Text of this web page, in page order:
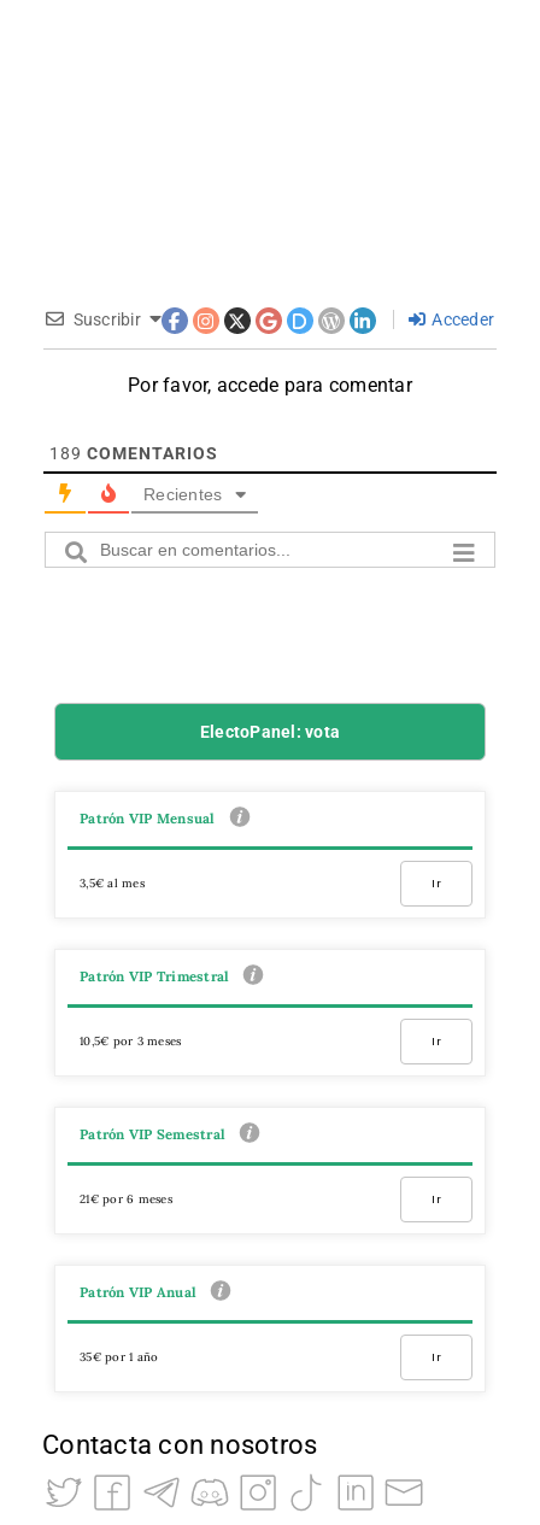
Suscribir Acceder
Por favor, accede para comentar
189 COMENTARIOS
Recientes
ElectoPanel: vota
Patrón VIP Mensual
3,5€ al mes Ir
Patrón VIP Trimestral
10,5€ por 3 meses Ir
Patrón VIP Semestral
21€ por 6 meses Ir
Patrón VIP Anual
35€ por 1 año Ir
Contacta con nosotros